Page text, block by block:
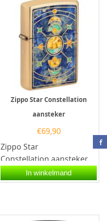
goede aansteker met de...
Zippo Star Constellation
aansteker
€69,90
Zippo Star
Constellation aansteker.
Een Zippo
benzineaansteker is een
In winkelmand